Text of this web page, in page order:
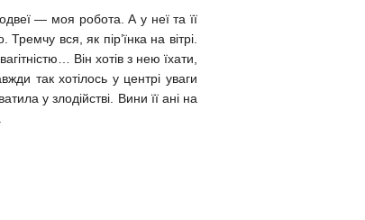
— моя робота. А у неї та її
вся, як пір’їнка на вітрі.
Він хотів з нею їхати,
так хотілось у центрі уваги
у злодійстві. Вини її ані на